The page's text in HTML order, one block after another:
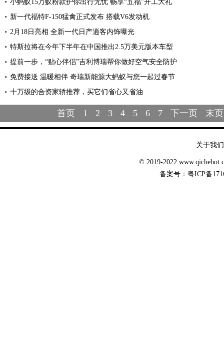
小蚂蚁15万蚁粉款护你出行无忧 畅享“五福”开工大礼
新一代福特F-150猛禽正式发布 搭载V6发动机
2月18日亮相 全新一代日产逍客内饰曝光
特斯拉将在今年下半年在中国推出2.5万美元版本车型
提前一步，“贴心伴侣”吉利博瑞帮你做好空气安全防护
免费接送 温暖相伴 奇瑞新能源大蚂蚁与您一起过春节
十万级的合资家轿推荐，买它们省心又省油
首页 1 2 3 4 5 6 7 下一页 末页
关于我们
© 2019-2022
备案号： 粤ICP备